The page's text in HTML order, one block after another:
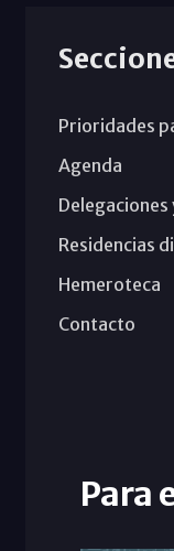
Prioridades
Agenda
Residencias
Hemeroteca
Contacto
Para